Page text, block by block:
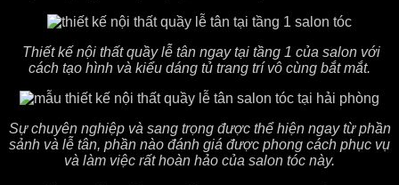
Thiết kế nội thất quầy lễ tân ngay tại tầng 1 của salon với
cách tạo hình và kiểu dáng tủ trang trí vô cùng bắt mắt.
Sự chuyên nghiệp và sang trọng được thể hiện ngay từ phần
sảnh và lễ tân, phần nào đánh giá được phong cách phục vụ
và làm việc rất hoàn hảo của salon tóc này.